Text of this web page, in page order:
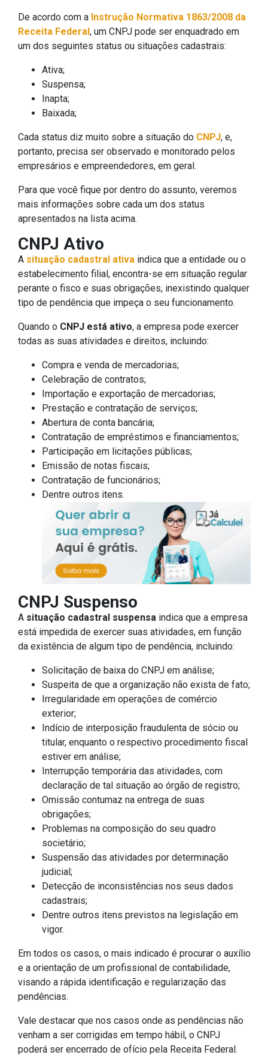
De acordo com a Instrução Normativa 1863/2008 da
Receita Federal, um CNPJ pode ser enquadrado em
um dos seguintes status ou situações cadastrais:
Ativa;
Suspensa;
Inapta;
Baixada;
Cada status diz muito sobre a situação do CNPJ, e,
portanto, precisa ser observado e monitorado pelos
empresários e empreendedores, em geral.
Para que você fique por dentro do assunto, veremos
mais informações sobre cada um dos status
apresentados na lista acima.
CNPJ Ativo
A situação cadastral ativa indica que a entidade ou o
estabelecimento filial, encontra-se em situação regular
perante o fisco e suas obrigações, inexistindo qualquer
tipo de pendência que impeça o seu funcionamento.
Quando o CNPJ está ativo, a empresa pode exercer
todas as suas atividades e direitos, incluindo:
Compra e venda de mercadorias;
Celebração de contratos;
Importação e exportação de mercadorias;
Prestação e contratação de serviços;
Abertura de conta bancária;
Contratação de empréstimos e financiamentos;
Participação em licitações públicas;
Emissão de notas fiscais;
Contratação de funcionários;
Dentre outros itens.
CNPJ Suspenso
A situação cadastral suspensa indica que a empresa
está impedida de exercer suas atividades, em função
da existência de algum tipo de pendência, incluindo:
Solicitação de baixa do CNPJ em análise;
Suspeita de que a organização não exista de fato;
Irregularidade em operações de comércio
exterior;
Indício de interposição fraudulenta de sócio ou
titular, enquanto o respectivo procedimento fiscal
estiver em análise;
Interrupção temporária das atividades, com
declaração de tal situação ao órgão de registro;
Omissão contumaz na entrega de suas
obrigações;
Problemas na composição do seu quadro
societário;
Suspensão das atividades por determinação
judicial;
Detecção de inconsistências nos seus dados
cadastrais;
Dentre outros itens previstos na legislação em
vigor.
Em todos os casos, o mais indicado é procurar o auxílio
e a orientação de um profissional de contabilidade,
visando a rápida identificação e regularização das
pendências.
Vale destacar que nos casos onde as pendências não
venham a ser corrigidas em tempo hábil, o CNPJ
poderá ser encerrado de ofício pela Receita Federal.